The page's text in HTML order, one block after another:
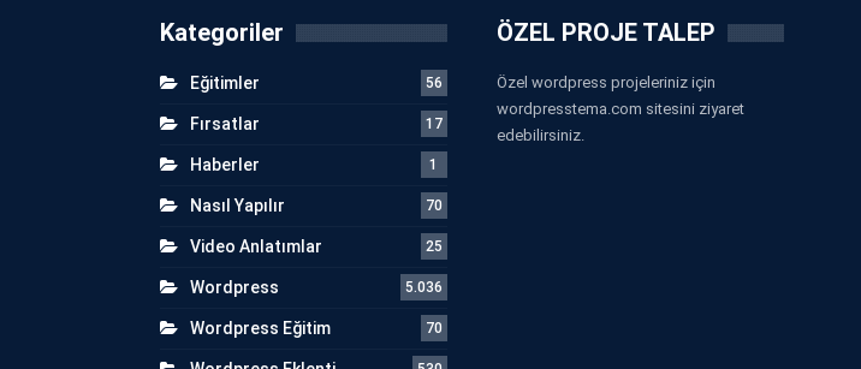
Kategoriler
Eğitimler 56
Fırsatlar 17
Haberler 1
Nasıl Yapılır 70
Video Anlatımlar 25
Wordpress 5.036
Wordpress Eğitim 70
ÖZEL PROJE TALEP
Özel wordpress projeleriniz için
wordpresstema.com sitesini ziyaret
edebilirsiniz.